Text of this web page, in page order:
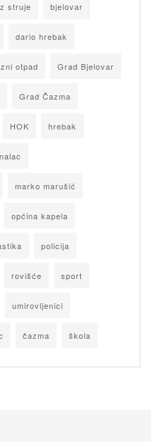
struje bjelovar
dario hrebak
otpad Grad Bjelovar
Grad Čazma
HOK hrebak
marko marušić
općina kapela
policija
rovišće sport
umirovljenici
čazma škola